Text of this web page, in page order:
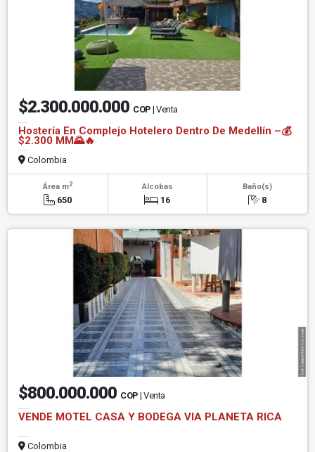
$2.300.000.000 COP | Venta
Hostería En Complejo Hotelero Dentro De Medellín –💰
$2.300 MM🌄🔥
Colombia
Área m2
650
Alcobas
16
Baño(s)
8
$800.000.000 COP | Venta
VENDE MOTEL CASA Y BODEGA VIA PLANETA RICA
Colombia